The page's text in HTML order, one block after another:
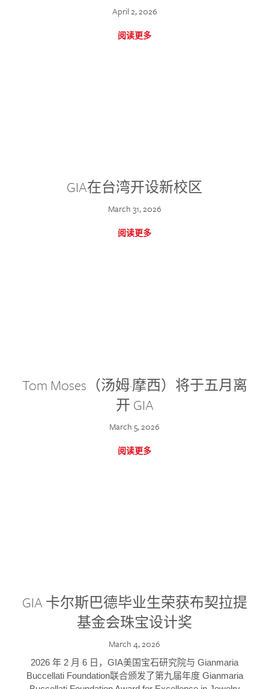
April 2, 2026
阅读更多
GIA在台湾开设新校区
March 31, 2026
阅读更多
Tom Moses（汤姆·摩西）将于五月离
开 GIA
March 5, 2026
阅读更多
GIA 卡尔斯巴德毕业生荣获布契拉提
基金会珠宝设计奖
March 4, 2026
2026 年 2 月 6 日，GIA美国宝石研究院与 Gianmaria
Buccellati Foundation联合颁发了第九届年度 Gianmaria